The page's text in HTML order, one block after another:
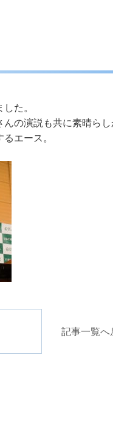
た。
の演説も共に素晴らし
エース。
記事一覧へ